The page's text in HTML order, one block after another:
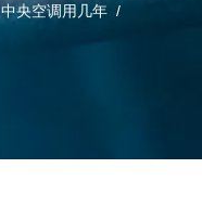
中央空调用几年